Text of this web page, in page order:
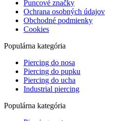
Puncové značky
Ochrana osobných údajov
Obchodné podmienky
Cookies
Populárna kategória
Piercing do nosa
Piercing do pupku
Piercing do ucha
Industrial piercing
Populárna kategória